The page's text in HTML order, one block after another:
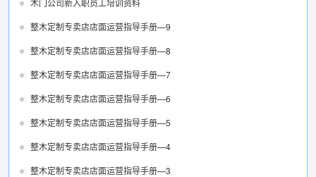
木门公司新入职员工培训资料
整木定制专卖店店面运营指导手册—9
整木定制专卖店店面运营指导手册—8
整木定制专卖店店面运营指导手册—7
整木定制专卖店店面运营指导手册—6
整木定制专卖店店面运营指导手册—5
整木定制专卖店店面运营指导手册—4
整木定制专卖店店面运营指导手册—3